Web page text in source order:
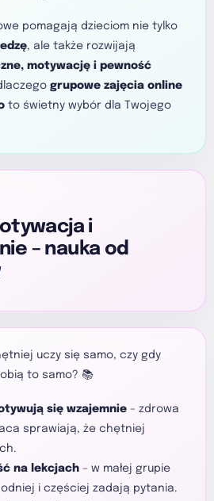
pomagają dzieciom nie tylko
, ale także rozwijają
motywację i pewność
grupowe zajęcia online
to świetny wybór dla Twojego
i
– nauka od
uczy się samo, czy gdy
to samo? 📚
się wzajemnie – zdrowa
sprawiają, że chętniej
na lekcjach – w małej grupie
i częściej zadają pytania.